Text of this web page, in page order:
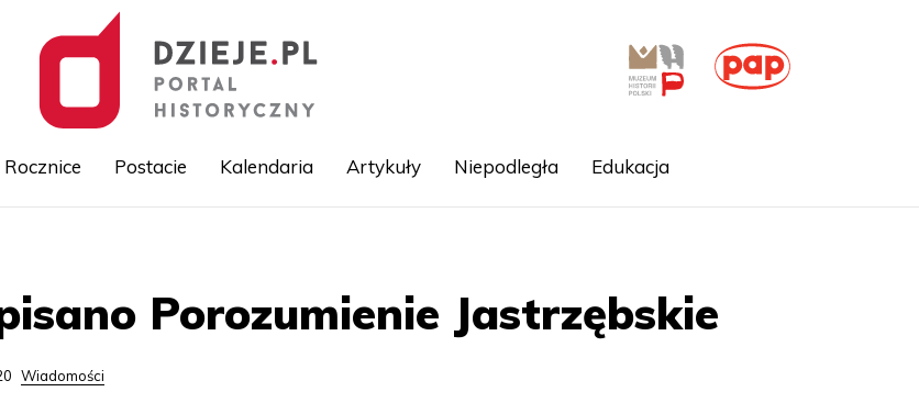
Rocznice Postacie Kalendaria Artykuły Niepodległa Edukacja
Porozumienie Jastrzębskie
Wiadomości